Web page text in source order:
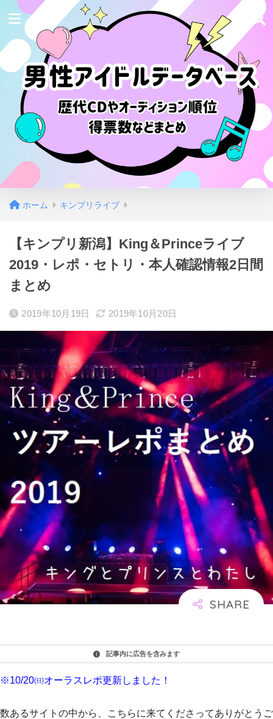
ホーム キンプリライブ
【キンプリ新潟】King＆Princeライブ
2019・レポ・セトリ・本人確認情報2日間
まとめ
2019年10月19日 2019年10月20日
記事内に広告を含みます
※10/20㈰オーラスレポ更新しました！
数あるサイトの中から、こちらに来てくださってありがとうご